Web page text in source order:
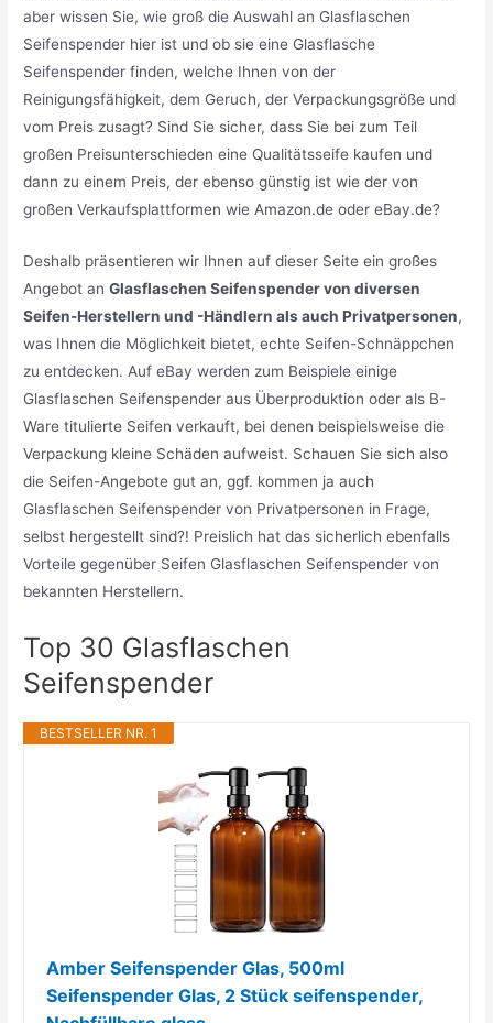
aber wissen Sie, wie groß die Auswahl an Glasflaschen
Seifenspender hier ist und ob sie eine Glasflasche
Seifenspender finden, welche Ihnen von der
Reinigungsfähigkeit, dem Geruch, der Verpackungsgröße und
vom Preis zusagt? Sind Sie sicher, dass Sie bei zum Teil
großen Preisunterschieden eine Qualitätsseife kaufen und
dann zu einem Preis, der ebenso günstig ist wie der von
großen Verkaufsplattformen wie Amazon.de oder eBay.de?
Deshalb präsentieren wir Ihnen auf dieser Seite ein großes
Angebot anGlasflaschen Seifenspender von diversen
Seifen-Herstellern und -Händlern als auch Privatpersonen,
was Ihnen die Möglichkeit bietet, echte Seifen-Schnäppchen
zu entdecken. Auf eBay werden zum Beispiele einige
Glasflaschen Seifenspender aus Überproduktion oder als B-
Ware titulierte Seifen verkauft, bei denen beispielsweise die
Verpackung kleine Schäden aufweist. Schauen Sie sich also
die Seifen-Angebote gut an, ggf. kommen ja auch
Glasflaschen Seifenspender von Privatpersonen in Frage,
selbst hergestellt sind?! Preislich hat das sicherlich ebenfalls
Vorteile gegenüber Seifen Glasflaschen Seifenspender von
bekannten Herstellern.
Top 30 Glasflaschen
Seifenspender
BESTSELLER NR. 1
Amber Seifenspender Glas, 500ml
Seifenspender Glas, 2 Stück seifenspender,